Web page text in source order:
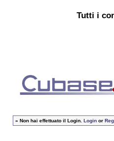
Tutti i
» Non hai effettuato il Login. Loginor